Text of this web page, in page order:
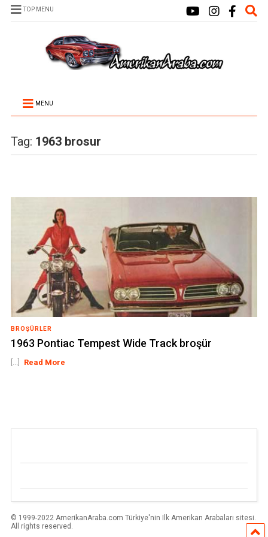
TOP MENU
MENU
Tag: 1963 brosur
BROŞÜRLER
1963 Pontiac Tempest Wide Track broşür
[...] Read More
© 1999-2022 AmerikanAraba.com Türkiye'nin Ilk Amerikan Arabaları sitesi.
All rights reserved.